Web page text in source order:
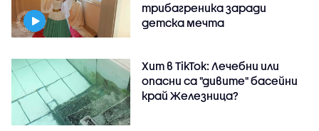
трибагреника заради
детска мечта
Хит в TikTok: Лечебни или
опасни са "дивите" басейни
край Железница?